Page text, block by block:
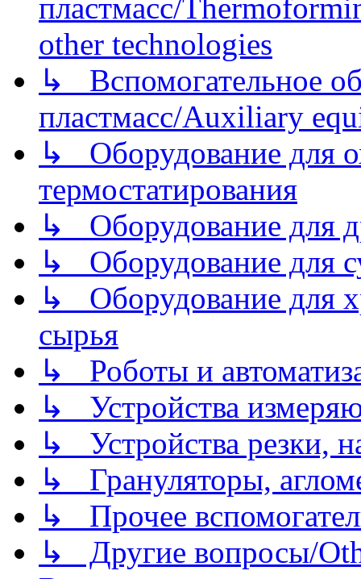
пластмасс/
other technologies
↳ Вспомогательное
пластмасс/Auxiliary
↳ Оборудование для
термостатирования
↳ Оборудование для
↳ Оборудование для
↳ Оборудование для
сырья
↳ Роботы и
↳ Устройства
↳ Устройства резки,
↳ Грануляторы,
↳ Прочее
↳ Другие вопросы/